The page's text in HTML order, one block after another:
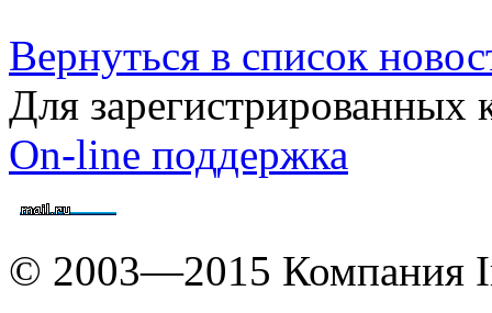
Вернуться в список
Для зарегистрированных
On-line поддержка
© 2003—2015 Компания